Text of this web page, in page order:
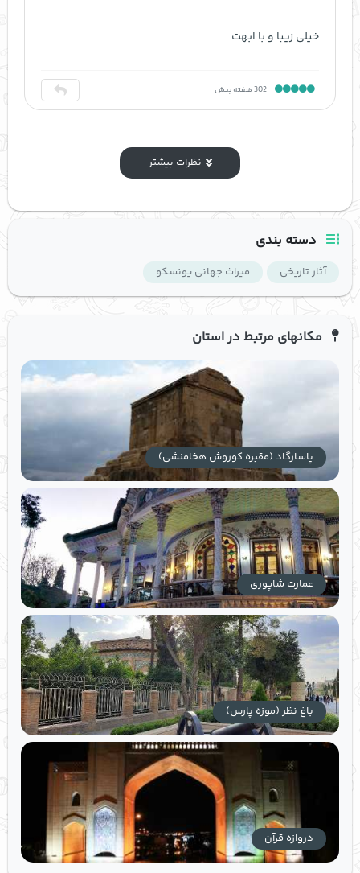
خیلی زیبا و با ابهت
302 هفته پیش
نظرات بیشتر
دسته بندی
آثار تاریخی میراث جهانی یونسکو
مکانهای مرتبط در استان
پاسارگاد (مقبره کوروش هخامنشی)
عمارت شاپوری
باغ نظر (موزه پارس)
دروازه قرآن